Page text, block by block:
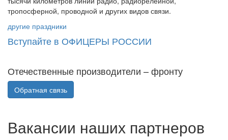
тропосферной, проводной и других видов связи.
другие праздники
Вступайте в ОФИЦЕРЫ РОССИИ
Отечественные производители – фронту
Обратная связь
Вакансии наших партнеров